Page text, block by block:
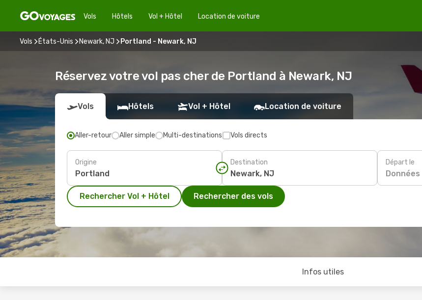
Vols Hôtels Vol + Hôtel Location de voiture
Vols États-Unis Newark, NJ Portland - Newark, NJ
Réservez votre vol pas cher de Portland à Newark, NJ
Vols Hôtels Vol + Hôtel Location de voiture
Aller-retour Aller simple Multi-destinations Vols directs
Origine Destination Départ le
Données
Rechercher Vol + Hôtel Rechercher des vols
Infos utiles